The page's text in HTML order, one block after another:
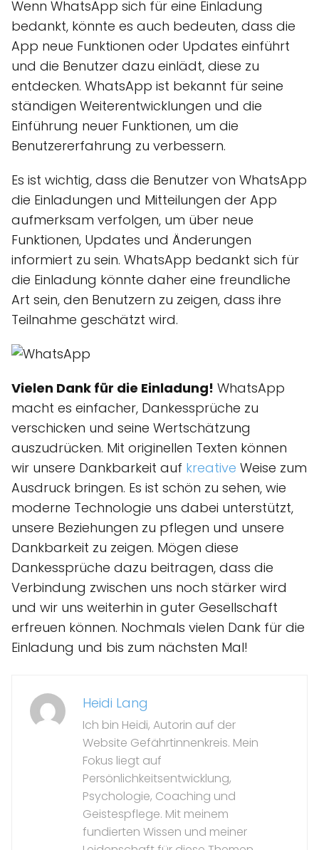
Wenn WhatsApp sich für eine Einladung
bedankt, könnte es auch bedeuten, dass die
App neue Funktionen oder Updates einführt
und die Benutzer dazu einlädt, diese zu
entdecken. WhatsApp ist bekannt für seine
ständigen Weiterentwicklungen und die
Einführung neuer Funktionen, um die
Benutzererfahrung zu verbessern.
Es ist wichtig, dass die Benutzer von WhatsApp
die Einladungen und Mitteilungen der App
aufmerksam verfolgen, um über neue
Funktionen, Updates und Änderungen
informiert zu sein. WhatsApp bedankt sich für
die Einladung könnte daher eine freundliche
Art sein, den Benutzern zu zeigen, dass ihre
Teilnahme geschätzt wird.
Vielen Dank für die Einladung! WhatsApp
macht es einfacher, Dankessprüche zu
verschicken und seine Wertschätzung
auszudrücken. Mit originellen Texten können
wir unsere Dankbarkeit auf kreative Weise zum
Ausdruck bringen. Es ist schön zu sehen, wie
moderne Technologie uns dabei unterstützt,
unsere Beziehungen zu pflegen und unsere
Dankbarkeit zu zeigen. Mögen diese
Dankessprüche dazu beitragen, dass die
Verbindung zwischen uns noch stärker wird
und wir uns weiterhin in guter Gesellschaft
erfreuen können. Nochmals vielen Dank für die
Einladung und bis zum nächsten Mal!
Heidi Lang
Ich bin Heidi, Autorin auf der
Website Gefährtinnenkreis. Mein
Fokus liegt auf
Persönlichkeitsentwicklung,
Psychologie, Coaching und
Geistespflege. Mit meinem
fundierten Wissen und meiner